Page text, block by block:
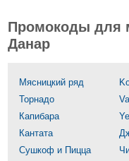
Промокоды для
Данар
Мясницкий ряд
Торнадо
Капибара
Кантата
Сушкоф и Пицца